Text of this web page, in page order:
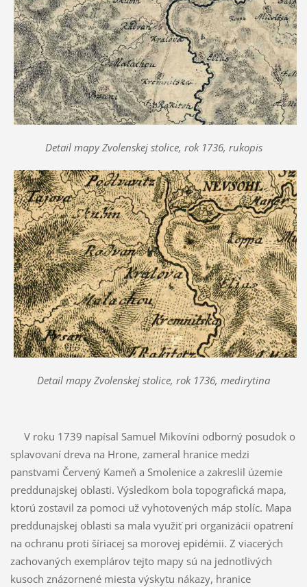
Detail mapy Zvolenskej stolice, rok 1736, rukopis
Detail mapy Zvolenskej stolice, rok 1736, medirytina
V roku 1739 napísal Samuel Mikovíni odborný posudok o
splavovaní dreva na Hrone, zameral hranice medzi
panstvami Červený Kameň a Smolenice a zakreslil územie
preddunajskej oblasti. Výsledkom bola topografická mapa,
ktorú zostavil za pomoci už vyhotovených máp stolíc. Mapa
preddunajskej oblasti sa mala využiť pri organizácii opatrení
na ochranu proti šíriacej sa morovej epidémii. Z viacerých
zachovaných exemplárov tejto mapy sú na jednotlivých
kusoch znázornené miesta výskytu nákazy, hranice